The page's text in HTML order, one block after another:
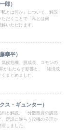
郎）
とは何か』について、解説
だくことで「私とは何
いただけます。
幸平）
候危機、脱成長、コモンの
がもたらす影響と、「経済成
まとめました。
ス・ギュンター）
と解説。「分散投資の誘惑
定説に逆らう投機の公理か
しました。